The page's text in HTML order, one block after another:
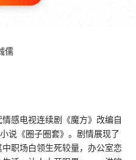
儒
感电视连续剧《魔方》改编自
说《圈子圈套》。剧情展现了
职场白领生死较量，办公室恋